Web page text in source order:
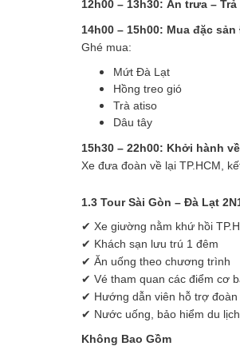
12h00 – 13h30: Ăn trưa –
14h00 – 15h00: Mua đặc
Ghé mua:
Mứt Đà Lạt
Hồng treo gió
Trà atiso
Dâu tây
15h30 – 22h00: Khởi hành về
Xe đưa đoàn về lại TP.HCM,
1.3 Tour Sài Gòn – Đà Lạt
✔ Xe giường nằm khứ hồi
✔ Khách sạn lưu trú 1 đêm
✔ Ăn uống theo chương trình
✔ Vé tham quan các điểm cơ
✔ Hướng dẫn viên hỗ trợ đoàn
✔ Nước uống, bảo hiểm du lịch
Không Bao Gồm